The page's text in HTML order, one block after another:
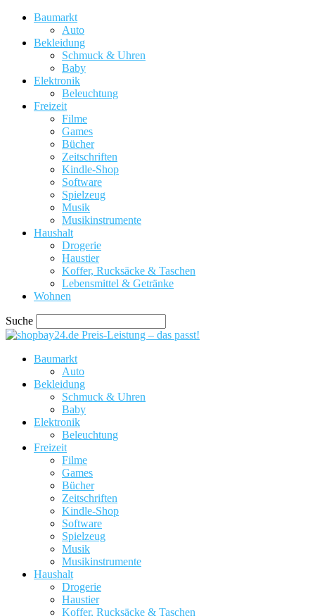
Baumarkt
Auto
Bekleidung
Schmuck & Uhren
Baby
Elektronik
Beleuchtung
Freizeit
Filme
Games
Bücher
Zeitschriften
Kindle-Shop
Software
Spielzeug
Musik
Musikinstrumente
Haushalt
Drogerie
Haustier
Koffer, Rucksäcke & Taschen
Lebensmittel & Getränke
Wohnen
Suche
Preis-Leistung – das passt!
Baumarkt
Auto
Bekleidung
Schmuck & Uhren
Baby
Elektronik
Beleuchtung
Freizeit
Filme
Games
Bücher
Zeitschriften
Kindle-Shop
Software
Spielzeug
Musik
Musikinstrumente
Haushalt
Drogerie
Haustier
Koffer, Rucksäcke & Taschen